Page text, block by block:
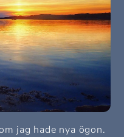
jag hade nya ögon.